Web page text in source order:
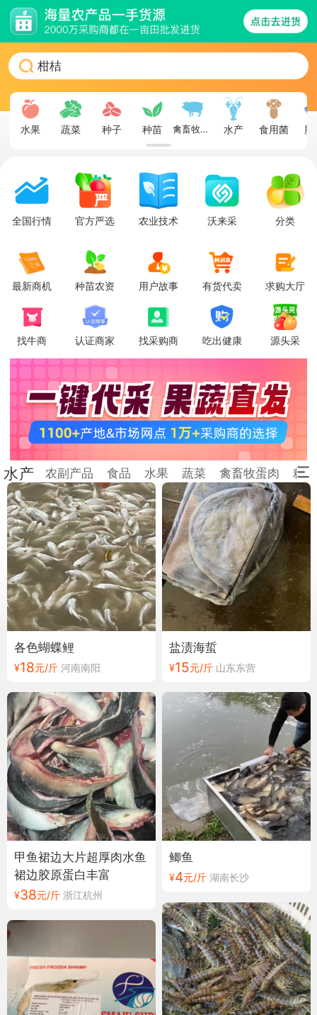
柑桔
柑桔
水果 蔬菜 种子 种苗 禽畜牧蛋肉 水产 食用菌 肥
全国行情 官方严选 农业技术 沃来采 分类
最新商机 种苗农资 用户故事 有货代卖 求购大厅
找牛商 认证商家 找采购商 吃出健康 源头采
水产 农副产品 食品 水果 蔬菜 禽畜牧蛋肉 粮
各色蝴蝶鲤
¥18元/斤 河南南阳
盐渍海蜇
¥15元/斤 山东东营
甲鱼裙边大片超厚肉水鱼
裙边胶原蛋白丰富
¥38元/斤 浙江杭州
鲫鱼
¥4元/斤 湖南长沙